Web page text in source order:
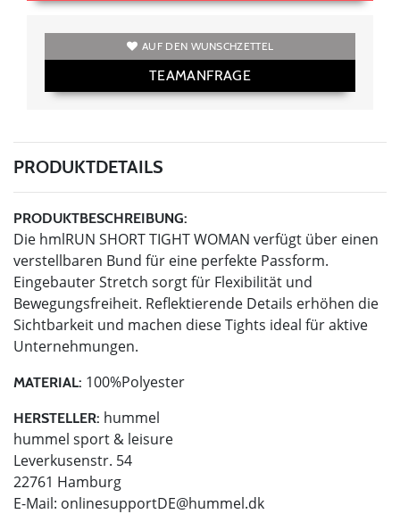
AUF DEN WUNSCHZETTEL
TEAMANFRAGE
PRODUKTDETAILS
PRODUKTBESCHREIBUNG:
Die hmlRUN SHORT TIGHT WOMAN verfügt über einen
verstellbaren Bund für eine perfekte Passform.
Eingebauter Stretch sorgt für Flexibilität und
Bewegungsfreiheit. Reflektierende Details erhöhen die
Sichtbarkeit und machen diese Tights ideal für aktive
Unternehmungen.
MATERIAL: 100%Polyester
HERSTELLER: hummel
hummel sport & leisure
Leverkusenstr. 54
22761 Hamburg
E-Mail: onlinesupportDE@hummel.dk